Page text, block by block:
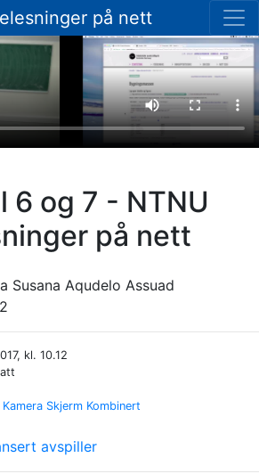
på nett
6 og 7 - NTNU
på nett
Susana Aqudelo Assuad
kl. 10.12
Kamera Skjerm Kombinert
avspiller